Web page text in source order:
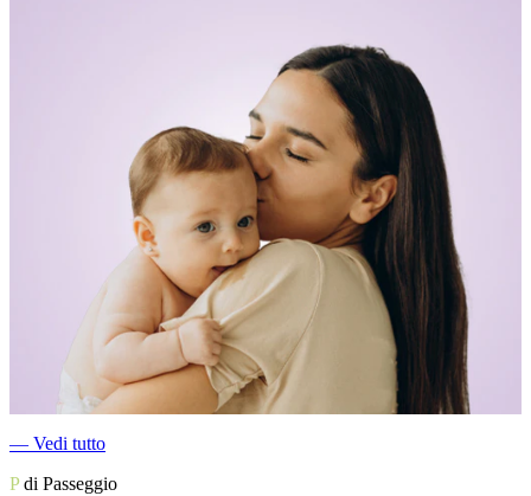
― Vedi tutto
Pdi Passeggio